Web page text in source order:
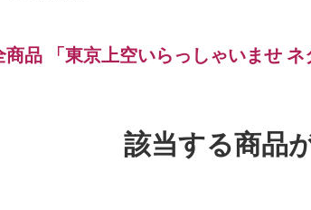
商品 「東京上空いらっしゃいませ
該当する商品